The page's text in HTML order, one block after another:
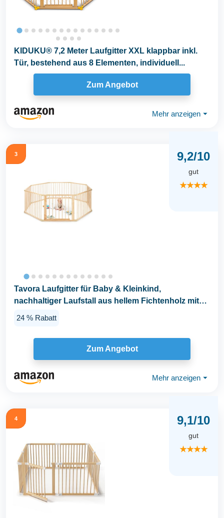
KIDUKU® 7,2 Meter Laufgitter XXL klappbar inkl.
Tür, bestehend aus 8 Elementen, individuell...
Zum Angebot
Mehr anzeigen ⏷
3 9,2/10
gut
★★★★
Tavora Laufgitter für Baby & Kleinkind,
nachhaltiger Laufstall aus hellem Fichtenholz mit
24 % Rabatt
Zum Angebot
Mehr anzeigen ⏷
4 9,1/10
gut
★★★★